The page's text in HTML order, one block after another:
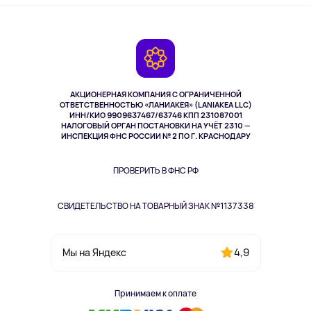
АКЦИОНЕРНАЯ КОМПАНИЯ С ОГРАНИЧЕННОЙ
ОТВЕТСТВЕННОСТЬЮ «ЛАНИАКЕЯ» (LANIAKEA LLC)
ИНН/КИО 9909637467/63746 КПП 231087001
НАЛОГОВЫЙ ОРГАН ПОСТАНОВКИ НА УЧЁТ 2310 —
ИНСПЕКЦИЯ ФНС РОССИИ № 2 ПО Г. КРАСНОДАРУ
ПРОВЕРИТЬ В ФНС РФ
СВИДЕТЕЛЬСТВО НА ТОВАРНЫЙ ЗНАК №1137338
Мы на Яндекс 4,9
Принимаем к оплате
Здоровье питомцев
Одежда и аксессуары